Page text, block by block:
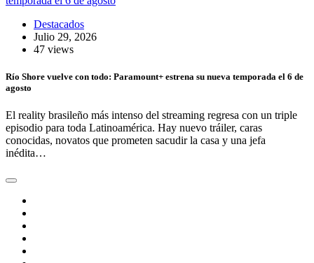
Destacados
Julio 29, 2026
47 views
Río Shore vuelve con todo: Paramount+ estrena su nueva temporada el 6 de
agosto
El reality brasileño más intenso del streaming regresa con un triple
episodio para toda Latinoamérica. Hay nuevo tráiler, caras
conocidas, novatos que prometen sacudir la casa y una jefa
inédita…